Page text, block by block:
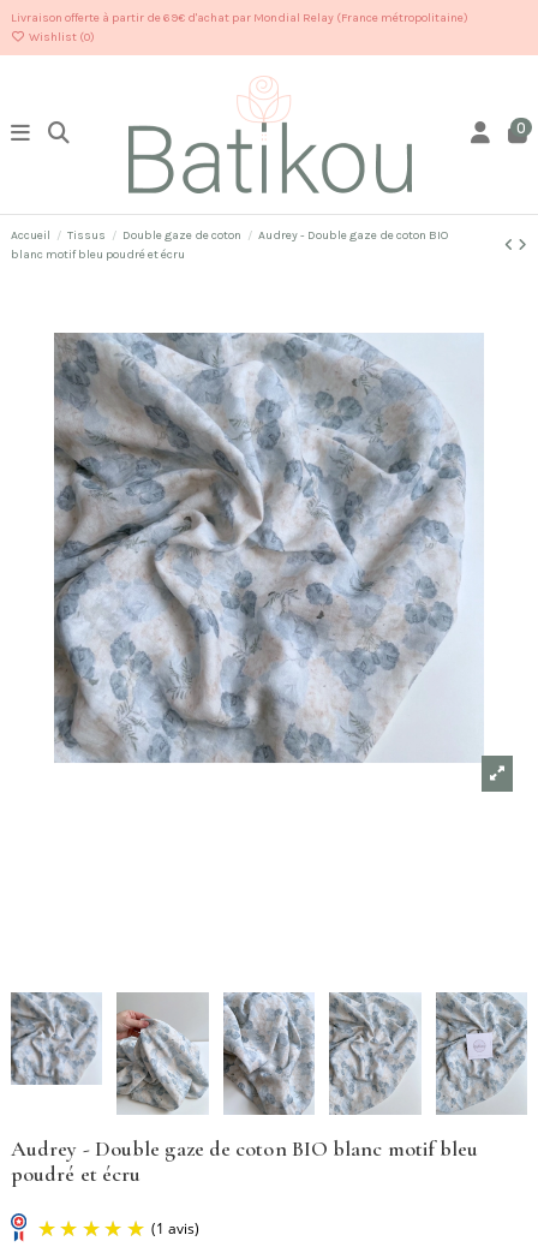
Livraison offerte à partir de 69€ d'achat par Mondial Relay (France métropolitaine)
Wishlist (0)
0
Accueil Tissus Double gaze de coton
Audrey - Double gaze de coton BIO
blanc motif bleu poudré et écru
Audrey - Double gaze de coton BIO blanc motif bleu
poudré et écru